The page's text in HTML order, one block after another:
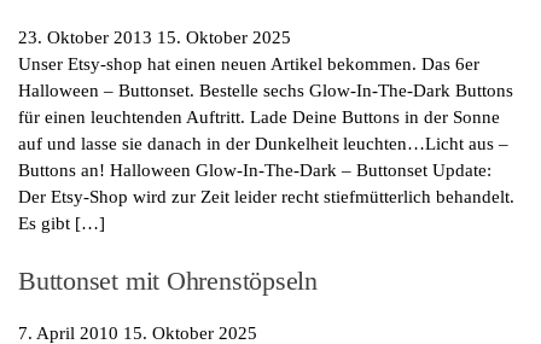
23. Oktober 2013 15. Oktober 2025
Unser Etsy-shop hat einen neuen Artikel bekommen. Das 6er
Halloween – Buttonset. Bestelle sechs Glow-In-The-Dark Buttons
für einen leuchtenden Auftritt. Lade Deine Buttons in der Sonne
auf und lasse sie danach in der Dunkelheit leuchten…Licht aus –
Buttons an! Halloween Glow-In-The-Dark – Buttonset Update:
Der Etsy-Shop wird zur Zeit leider recht stiefmütterlich behandelt.
Es gibt […]
Buttonset mit Ohrenstöpseln
7. April 2010 15. Oktober 2025